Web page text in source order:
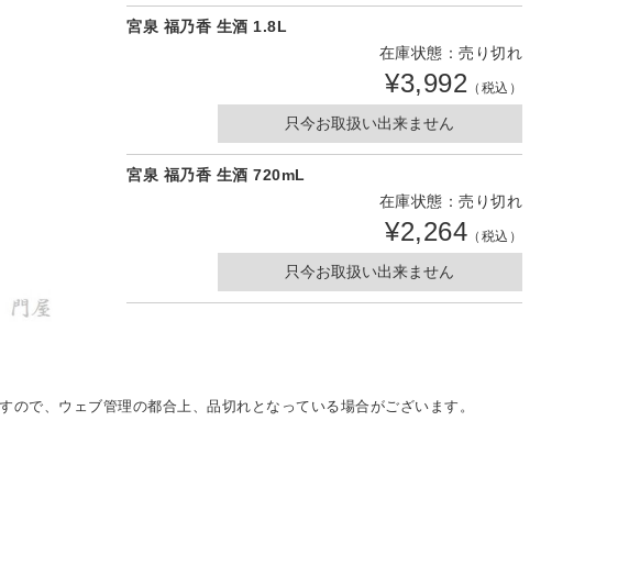
宮泉 福乃香 生酒 1.8L
在庫状態：売り切れ
¥3,992 （税込）
只今お取扱い出来ません
宮泉 福乃香 生酒 720mL
在庫状態：売り切れ
¥2,264 （税込）
只今お取扱い出来ません
で、ウェブ管理の都合上、品切れとなっている場合がございます。